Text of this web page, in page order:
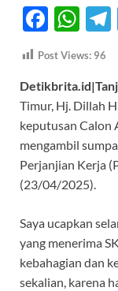
F
ac
e
b
o
o
k
W
at
s
A
p
p
Post Views: 96
Timur, Hj. Dillah
keputusan Calon
mengambil
Perjanjian Kerja
(23/04/2025).
Saya ucapkan
yang menerima
kebahagian dan
sekalian, karena